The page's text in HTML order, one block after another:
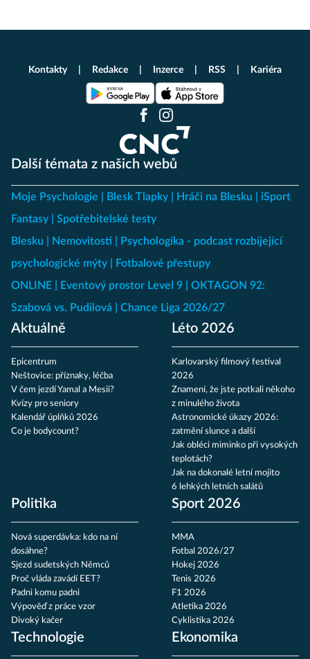
Další témata z našich webů
Moje Psychologie Blesk Tlapky Hráči na Blesku
iSport
Fantasy
Spotřebitelské testy
Blesku
Nemovitosti
Psychologika - podcast rozbíjející
psychologické mýty
Fotbalové přestupy
ONLINE
Eventový prostor Level 9
OKTAGON 92:
Szabová vs. Pudilová
Chance Liga 2026/27
Aktuálně
Epicentrum
Neštovice: příznaky, léčba
V čem jezdí Yamal a Mesii?
Kvízy pro seniory
Kalendář úplňků 2026
Co je bodycount?
Léto 2026
Karlovarský filmový festival
2026
Znamení, že jste potkali někoho
z minulého života
Astronomické úkazy 2026:
zatmění slunce a další
Jak obléci miminko při vysokých
teplotách?
Jak na dokonalé letní mojito
6 lehkých letních salátů
Politika
Nová superdávka: kdo na ní
dosáhne?
Sjezd sudetských Němců
Proč vláda zavádí EET?
Padni komu padni
Výpověď z práce vzor
Divoký kačer
Sport 2026
MMA
Fotbal 2026/27
Hokej 2026
Tenis 2026
F1 2026
Atletika 2026
Cyklistika 2026
Technologie Ekonomika
Kontakty Redakce Inzerce RSS Kariéra